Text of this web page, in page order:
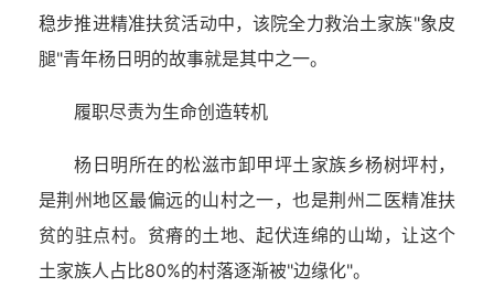
稳步推进精准扶贫活动中，该院全力救治土家族"象皮
腿"青年杨日明的故事就是其中之一。
履职尽责为生命创造转机
杨日明所在的松滋市卸甲坪土家族乡杨树坪村，
是荆州地区最偏远的山村之一，也是荆州二医精准扶
贫的驻点村。贫瘠的土地、起伏连绵的山坳，让这个
土家族人占比80%的村落逐渐被"边缘化"。